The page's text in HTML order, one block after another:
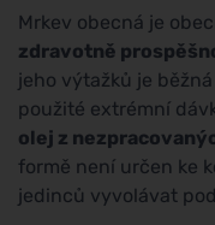
Mrkev obecná je
zdravotně
jeho výtažků je
použité extrémní
olej z
formě není určen ke
jedinců vyvolávat